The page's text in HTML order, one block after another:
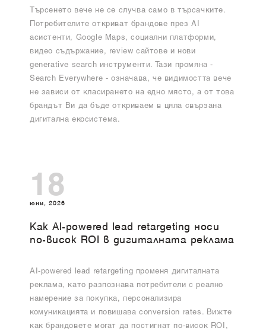
Търсенето вече не се случва само в търсачките.
Потребителите откриват брандове през AI
асистенти, Google Maps, социални платформи,
видео съдържание, review сайтове и нови
generative search инструменти. Тази промяна -
Search Everywhere - означава, че видимостта вече
не зависи от класирането на едно място, а от това
брандът Ви да бъде откриваем в цяла свързана
дигитална екосистема.
18
юни, 2026
Как AI-powered lead retargeting носи
по-висок ROI в дигиталната реклама
AI-powered lead retargeting променя дигиталната
реклама, като разпознава потребители с реално
намерение за покупка, персонализира
комуникацията и повишава conversion rates. Вижте
как брандовете могат да постигнат по-висок ROI,